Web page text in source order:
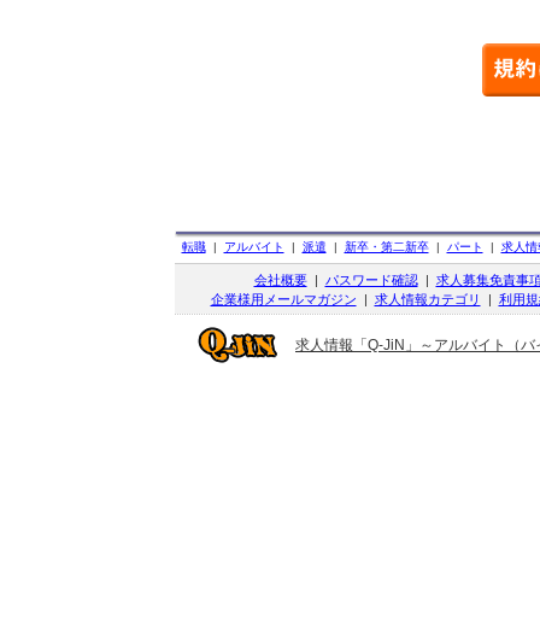
転職| アルバイト | 派遣 | 新卒・第二新卒| パート | 求人情
会社概要| パスワード確認| 求人募集免責事
企業様用メールマガジン | 求人情報カテゴリ | 利用
求人情報「Q-JiN」～アルバイト（